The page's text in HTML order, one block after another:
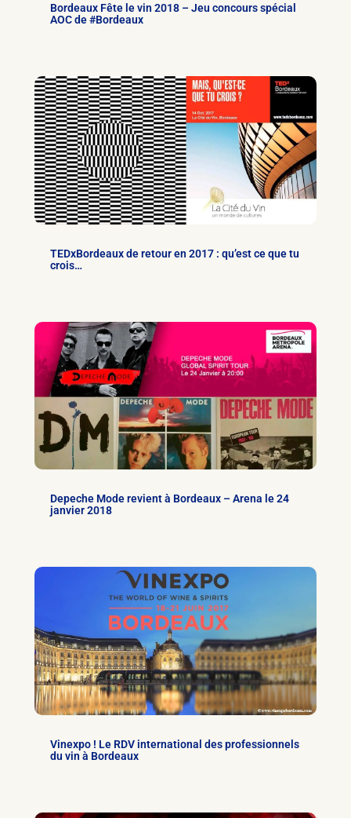
Bordeaux Fête le vin 2018 – Jeu concours spécial
AOC de #Bordeaux
TEDxBordeaux de retour en 2017 : qu’est ce que tu
crois…
Depeche Mode revient à Bordeaux – Arena le 24
janvier 2018
Vinexpo ! Le RDV international des professionnels
du vin à Bordeaux